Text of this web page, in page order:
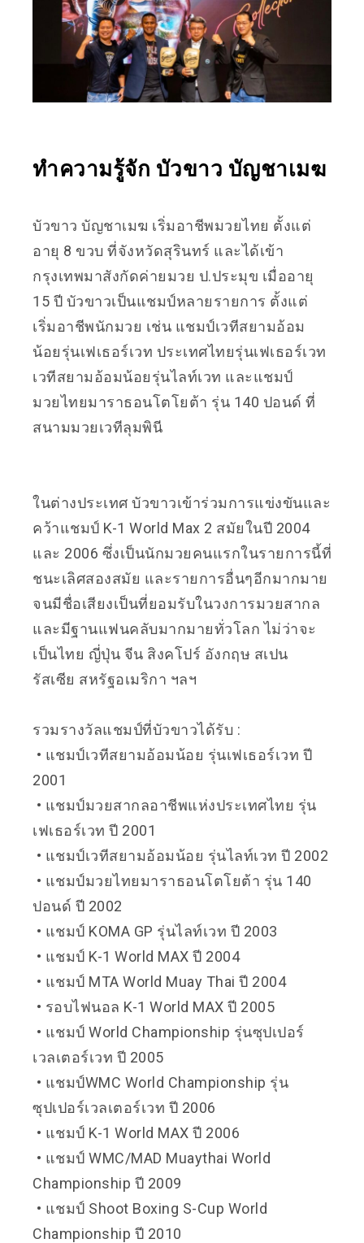
ทำความรู้จัก บัวขาว บัญชาเมฆ
บัวขาว บัญชาเมฆ เริ่มอาชีพมวยไทย ตั้งแต่
อายุ 8 ขวบ ที่จังหวัดสุรินทร์ และได้เข้า
กรุงเทพมาสังกัดค่ายมวย ป.ประมุข เมื่ออายุ
15 ปี บัวขาวเป็นแชมป์หลายรายการ ตั้งแต่
เริ่มอาชีพนักมวย เช่น แชมป์เวทีสยามอ้อม
น้อยรุ่นเฟเธอร์เวท ประเทศไทยรุ่นเฟเธอร์เวท
เวทีสยามอ้อมน้อยรุ่นไลท์เวท และแชมป์
มวยไทยมาราธอนโตโยต้า รุ่น 140 ปอนด์ ที่
สนามมวยเวทีลุมพินี
ในต่างประเทศ บัวขาวเข้าร่วมการแข่งขันและ
คว้าแชมป์ K-1 World Max 2 สมัยในปี 2004
และ 2006 ซึ่งเป็นนักมวยคนแรกในรายการนี้ที่
ชนะเลิศสองสมัย และรายการอื่นๆอีกมากมาย
จนมีชื่อเสียงเป็นที่ยอมรับในวงการมวยสากล
และมีฐานแฟนคลับมากมายทั่วโลก ไม่ว่าจะ
เป็นไทย ญี่ปุ่น จีน สิงคโปร์ อังกฤษ สเปน
รัสเซีย สหรัฐอเมริกา ฯลฯ
รวมรางวัลแชมป์ที่บัวขาวได้รับ :
• แชมป์เวทีสยามอ้อมน้อย รุ่นเฟเธอร์เวท ปี
2001
• แชมป์มวยสากลอาชีพแห่งประเทศไทย รุ่น
เฟเธอร์เวท ปี 2001
• แชมป์เวทีสยามอ้อมน้อย รุ่นไลท์เวท ปี 2002
• แชมป์มวยไทยมาราธอนโตโยต้า รุ่น 140
ปอนด์ ปี 2002
• แชมป์ KOMA GP รุ่นไลท์เวท ปี 2003
• แชมป์ K-1 World MAX ปี 2004
• แชมป์ MTA World Muay Thai ปี 2004
• รอบไฟนอล K-1 World MAX ปี 2005
• แชมป์ World Championship รุ่นซุปเปอร์
เวลเตอร์เวท ปี 2005
• แชมป์WMC World Championship รุ่น
ซุปเปอร์เวลเตอร์เวท ปี 2006
• แชมป์ K-1 World MAX ปี 2006
• แชมป์ WMC/MAD Muaythai World
Championship ปี 2009
• แชมป์ Shoot Boxing S-Cup World
Championship ปี 2010